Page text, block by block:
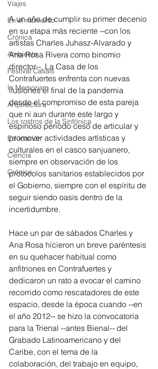
Viajes
En el momento
Crónica
Ambiente
Festival Casals
In Memoriam
Arquitectura
Los rostros de la Sinfónica
Educación
Ciencia
Crónica
A un año de cumplir su primer decenio
en su etapa más reciente --con los
artistas Charles Juhasz-Alvarado y
Ana Rosa Rivera como binomio
director--, La Casa de los
Contrafuertes enfrenta con nuevas
ilusiones el final de la pandemia
desde el compromiso de esta pareja
que ni aun durante este largo y
espinoso periodo cesó de articular y
promover actividades artísticas y
culturales en el casco sanjuanero,
siempre en observación de los
protocolos sanitarios establecidos por
el Gobierno, siempre con el espíritu de
seguir siendo oasis dentro de la
incertidumbre.
Hace un par de sábados Charles y
Ana Rosa hicieron un breve paréntesis
en su quehacer habitual como
anfitriones en Contrafuertes y
dedicaron un rato a evocar el camino
recorrido como rescatadores de este
espacio, desde la época cuando --en
el año 2012-- se hizo la convocatoria
para la Trienal --antes Bienal-- del
Grabado Latinoamericano y del
Caribe, con el tema de la
colaboración, del trabajo en equipo,